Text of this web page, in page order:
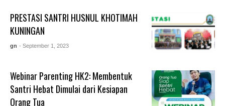
PRESTASI SANTRI HUSNUL KHOTIMAH
KUNINGAN
gn - September 1, 2023
Webinar Parenting HK2: Membentuk
Santri Hebat Dimulai dari Kesiapan
Orang Tua